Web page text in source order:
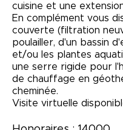
cuisine et une
En complément vous
couverte (filtration
poulailler, d'un bassin
et/ou les plantes
une serre rigide pour
de chauffage en
cheminée.
Visite virtuelle